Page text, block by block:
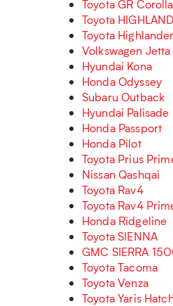
Toyota GR Corolla
Toyota
Toyota Highlander
Volkswagen Jetta
Hyundai Kona
Honda Odyssey
Subaru Outback
Hyundai Palisade
Honda Passport
Honda Pilot
Toyota Prius
Nissan Qashqai
Toyota Rav4
Toyota Rav4
Honda Ridgeline
Toyota SIENNA
GMC SIERRA
Toyota Tacoma
Toyota Venza
Toyota Yaris